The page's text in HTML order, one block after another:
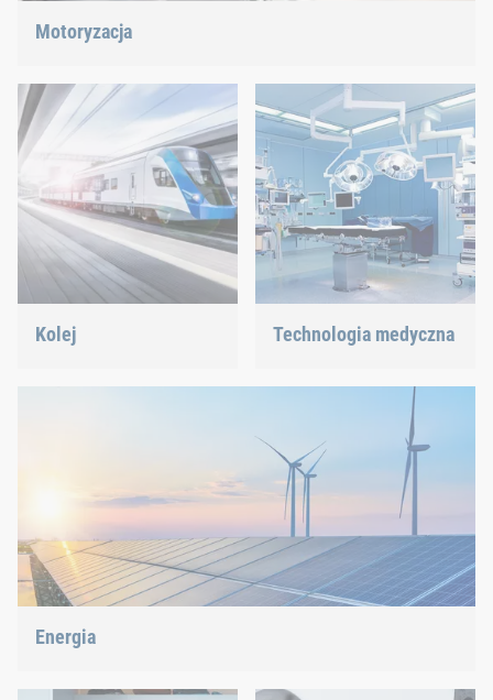
Motoryzacja
hybrydowe – mamy właściwą odpowiedź na aktualne trendy.
Kolej
nitami, elementami
Technologia medyczna
rozwiązania połączeniowe
dla wysoce wymagających
Energia
udział w procesie kształtowania przyszłości energetycznej.